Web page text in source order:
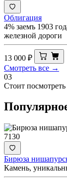
Облигация
4% заемъ 1903
железной дороги
13 000 ₽
Смотреть все →
03
Стоит посмотреть
7130
Бирюза
Камень,